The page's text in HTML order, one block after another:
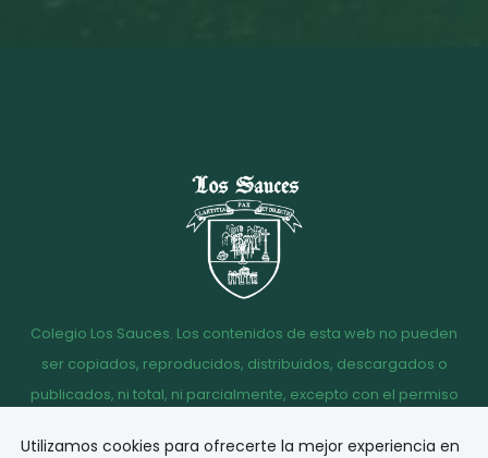
Colegio Los Sauces. Los contenidos de esta web no pueden
ser copiados, reproducidos, distribuidos, descargados o
publicados, ni total, ni parcialmente, excepto con el permiso
Utilizamos cookies para ofrecerte la mejor experiencia en